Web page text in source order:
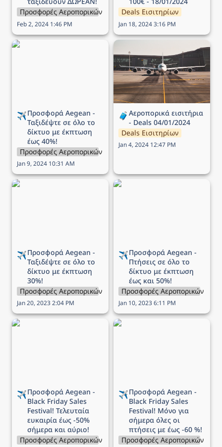
Προσφορές Αεροπορικών Εταιρειών
Feb 2, 2024 1:46 PM
Deals Εισιτηρίων
Jan 18, 2024 3:16 PM
Προσφορά Aegean -
✈️
Ταξιδέψτε σε όλο το
δίκτυο με έκπτωση
έως 40%!
Προσφορές Αεροπορικών Εταιρειών
Jan 9, 2024 10:31 AM
Αεροπορικά εισιτήρια -
Deals 04/01/2024
🧳 Αεροπορικά εισιτήρια
- Deals 04/01/2024
Deals Εισιτηρίων
Jan 4, 2024 12:47 PM
Προσφορά Aegean -
✈️
Ταξιδέψτε σε όλο το
δίκτυο με έκπτωση
30%!
Προσφορές Αεροπορικών Εταιρειών
Jan 20, 2023 2:04 PM
Προσφορά Aegean -
✈️Προσφορά Aegean -
Πτήσεις σε όλο το
δίκτυο με έκπτωση
έως και 50%!
Προσφορές Αεροπορικών
Jan 10, 2023 6:11 PM
Προσφορά Aegean -
✈️
Black Friday Sales
Festival! Τελευταία
ευκαιρία έως -50%
σήμερα και αύριο!
Προσφορές Αεροπορικών Εταιρειών
Προσφορά Aegean -
✈️
Black Friday Sales
Festival! Μόνο για
σήμερα όλες οι
πτήσεις με έως -60 %!
Προσφορές Αεροπορικών